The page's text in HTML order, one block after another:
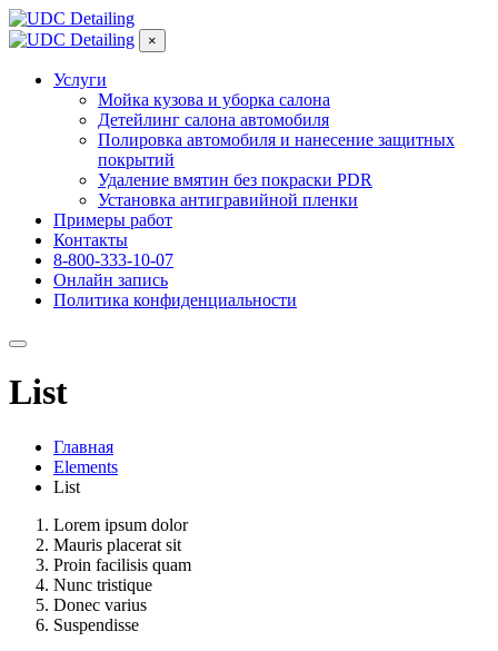
×
Услуги
Мойка кузова и уборка салона
Детейлинг салона автомобиля
Полировка автомобиля и нанесение защитных
покрытий
Удаление вмятин без покраски PDR
Установка антигравийной пленки
Примеры работ
Контакты
8-800-333-10-07
Онлайн запись
Политика конфиденциальности
List
Главная
Elements
List
Lorem ipsum dolor
Mauris placerat sit
Proin facilisis quam
Nunc tristique
Donec varius
Suspendisse